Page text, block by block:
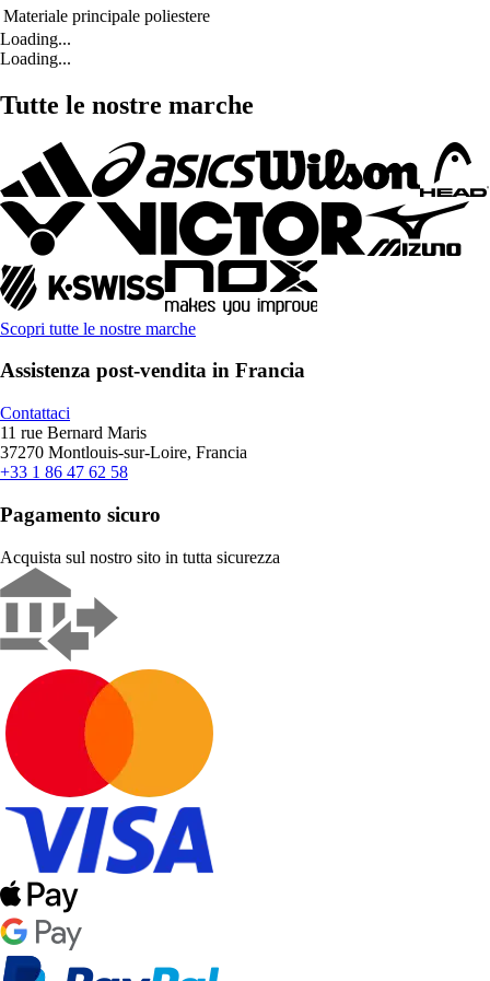
Materiale principale poliestere
Loading...
Loading...
Tutte le nostre marche
Scopri tutte le nostre marche
Assistenza post-vendita in Francia
Contattaci
11 rue Bernard Maris
37270 Montlouis-sur-Loire, Francia
+33 1 86 47 62 58
Pagamento sicuro
Acquista sul nostro sito in tutta sicurezza